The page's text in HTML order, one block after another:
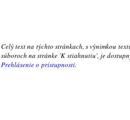
Celý text na týchto stránkach, s výnimkou
súboroch na stránke 'K stiahnutiu', je
Prehlásenie o prístupnosti.